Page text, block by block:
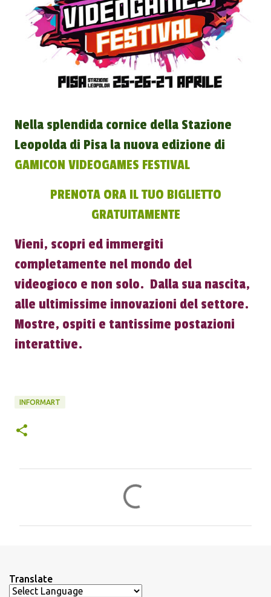
Nella splendida cornice della Stazione
Leopolda di Pisa la nuova edizione di
GAMICON VIDEOGAMES FESTIVAL
PRENOTA ORA IL TUO BIGLIETTO
GRATUITAMENTE
Vieni, scopri ed immergiti
completamente nel mondo del
videogioco e non solo. Dalla sua nascita,
alle ultimissime innovazioni del settore.
Mostre, ospiti e tantissime postazioni
interattive.
INFORMART
t
Translate